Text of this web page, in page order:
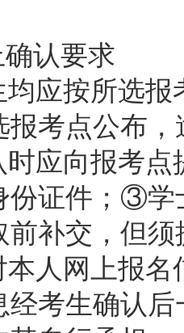
确认要求
均应按所选
报考点公布
时应向报考
证件；③学
前补交，但
本人网上报
经考生确认